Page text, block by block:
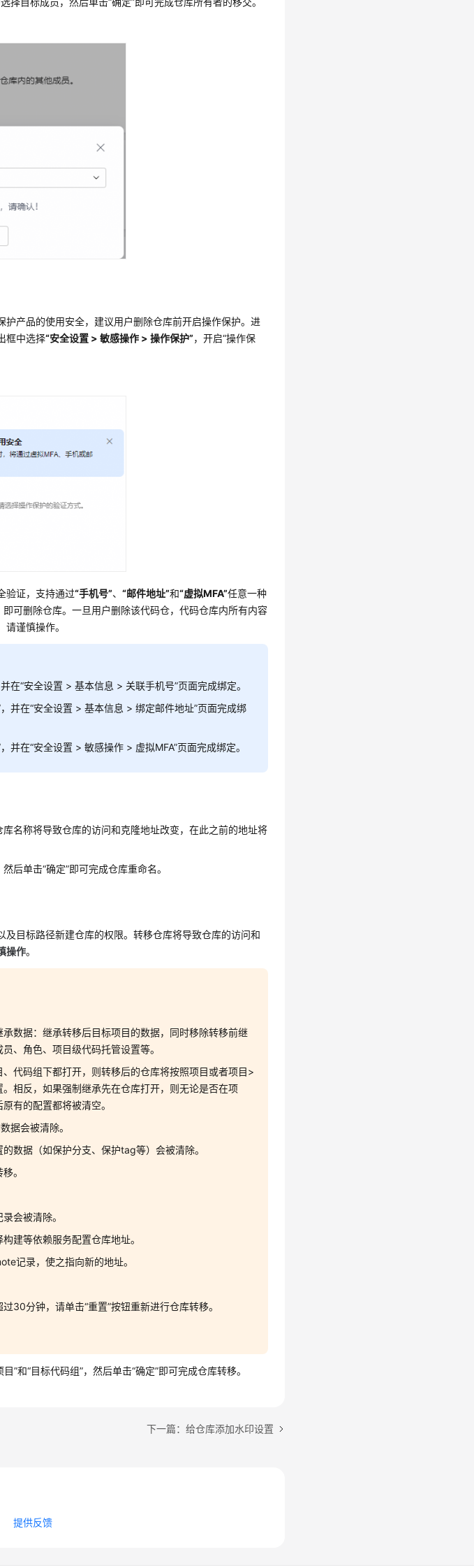
产品的使用安全，建议用户删除仓库前开启操作保护。进
框中选择“安全设置 > 敏感操作 > 操作保护”，开启“操作保
验证，支持通过“手机号”、“邮件地址”和“虚拟MFA”任意一种
即可删除仓库。一旦用户删除该代码仓，代码仓库内所有内容
谨慎操作。
在“安全设置 > 基本信息 > 关联手机号”页面完成绑定。
并在“安全设置 > 基本信息 > 绑定邮件地址”页面完成绑
并在“安全设置 > 敏感操作 > 虚拟MFA”页面完成绑定。
库名称将导致仓库的访问和克隆地址改变，在此之前的地址将
后单击“确定”即可完成仓库重命名。
目标路径新建仓库的权限。转移仓库将导致仓库的访问和
操作。
数据：继承转移后目标项目的数据，同时移除转移前继
、角色、项目级代码托管设置等。
代码组下都打开，则转移后的仓库将按照项目或者项目>
相反，如果强制继承先在仓库打开，则无论是否在项
有的配置都将被清空。
据会被清除。
数据（如保护分支、保护tag等）会被清除。
。
会被清除。
建等依赖服务配置仓库地址。
记录，使之指向新的地址。
30分钟，请单击“重置”按钮重新进行仓库转移。
”和“目标代码组”，然后单击“确定”即可完成仓库转移。
下一篇：给仓库添加水印设置
提供反馈